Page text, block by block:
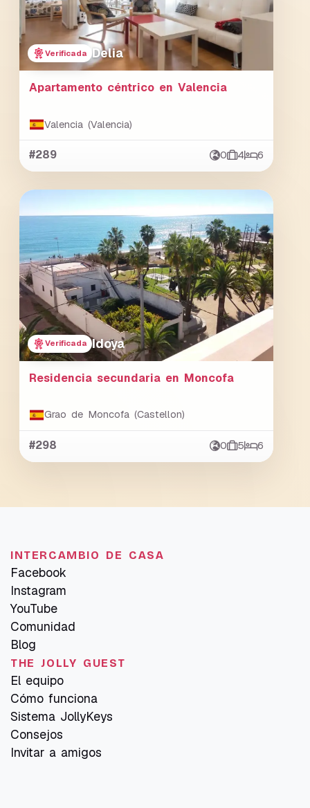
Verificada Delia
Apartamento céntrico en Valencia
Valencia (Valencia)
#289 0 4 6
Verificada Idoya
Residencia secundaria en Moncofa
Grao de Moncofa (Castellon)
#298 0 5 6
INTERCAMBIO DE CASA
Facebook
Instagram
YouTube
Comunidad
Blog
THE JOLLY GUEST
El equipo
Cómo funciona
Sistema JollyKeys
Consejos
Invitar a amigos